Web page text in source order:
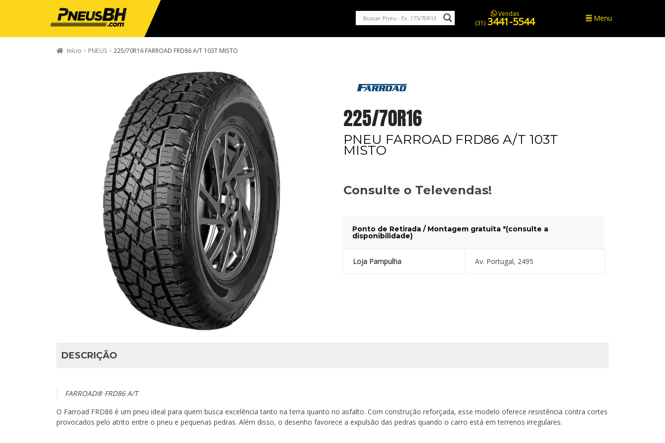
Vendas
(31) 3441-5544 Menu
Início PNEUS 225/70R16 FARROAD FRD86 A/T 103T MISTO
225/70R16
PNEU FARROAD FRD86 A/T 103T
MISTO
Consulte o Televendas!
Ponto de Retirada / Montagem gratuita *(consulte a
disponibilidade)
Loja Pampulha Av. Portugal, 2495
DESCRIÇÃO
FARROAD® FRD86 A/T
O Farroad FRD86 é um pneu ideal para quem busca excelência tanto na terra quanto no asfalto. Com construção reforçada, esse modelo oferece resistência contra cortes
provocados pelo atrito entre o pneu e pequenas pedras. Além disso, o desenho favorece a expulsão das pedras quando o carro está em terrenos irregulares.